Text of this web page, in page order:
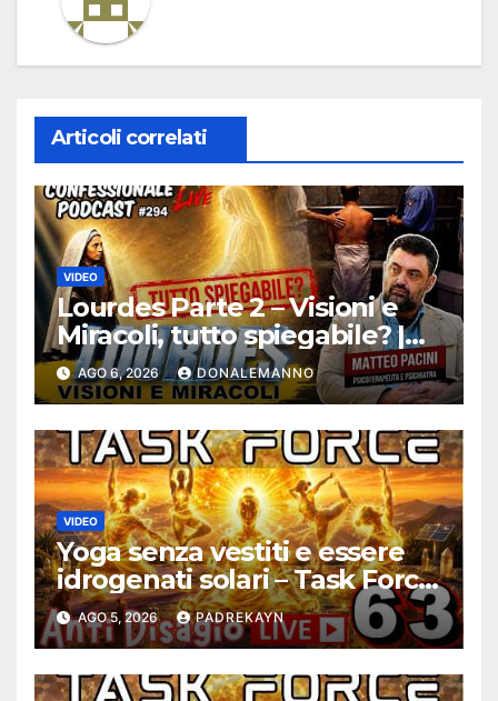
Articoli correlati
VIDEO
Lourdes Parte 2 – Visioni e
Miracoli, tutto spiegabile? |
Debunking |
#ConfessionalePodcast 294
AGO 6, 2026 DONALEMANNO
VIDEO
Yoga senza vestiti e essere
idrogenati solari – Task Force
Antidisagio ep. 63
AGO 5, 2026 PADREKAYN